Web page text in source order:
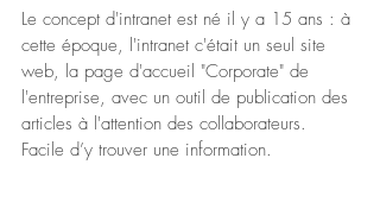
Le concept d'intranet est né il y a 15 ans : à
cette époque, l'intranet c'était un seul site
web, la page d'accueil "Corporate" de
l'entreprise, avec un outil de publication des
articles à l'attention des collaborateurs.
Facile d’y trouver une information.